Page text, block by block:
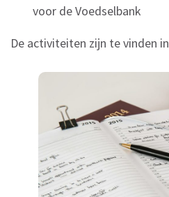
voor de Voedselbank
De activiteiten zijn te vinden in